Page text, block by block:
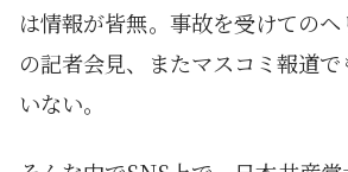
は情報が皆無。事故を受けての
の記者会見、またマスコミ報道
いない。